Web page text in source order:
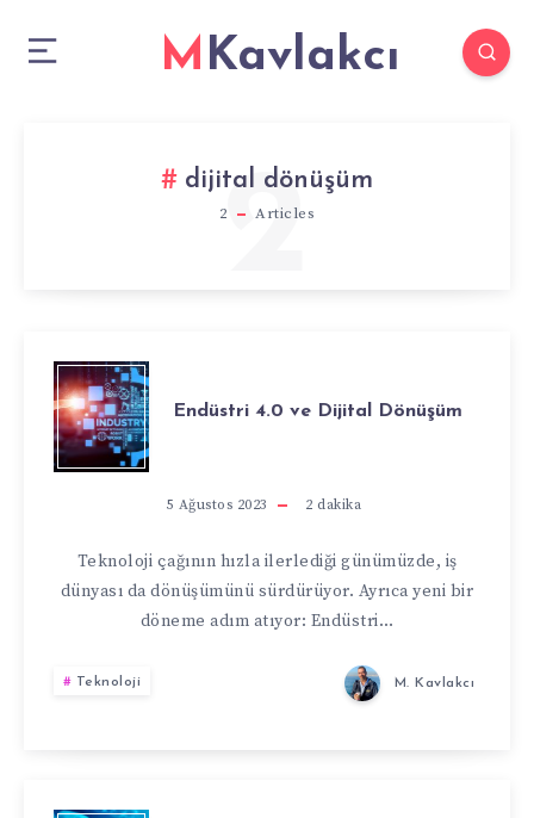
MKavlakcı
dijital dönüşüm
2 Articles
2
ENDÜSTRI
4.0
DIJITAL
DÖNÜŞÜM
Endüstri 4.0 ve Dijital Dönüşüm
5 Ağustos 2023 2 dakika
Teknoloji çağının hızla ilerlediği günümüzde, iş
dünyası da dönüşümünü sürdürüyor. Ayrıca yeni bir
döneme adım atıyor: Endüstri…
Teknoloji M. Kavlakcı